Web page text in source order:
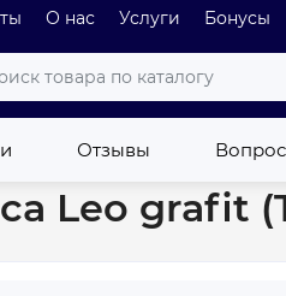
О нас Услуги Бонусы
Отзывы
Полотенцесушитель
Leo grafit